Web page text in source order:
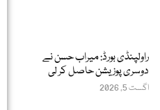
راولپنڈی بورڈ: میراب حسن نے
دوسری پوزیشن حاصل کر لی
اگست 5, 2026